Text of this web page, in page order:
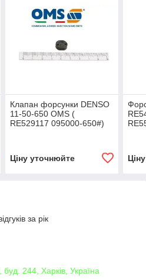
Клапан форсунки DENSO
11-50-650 OMS (
RE529117 095000-650#)
Ціну уточнюйте
за рік
буд. 244, Харків, Україна